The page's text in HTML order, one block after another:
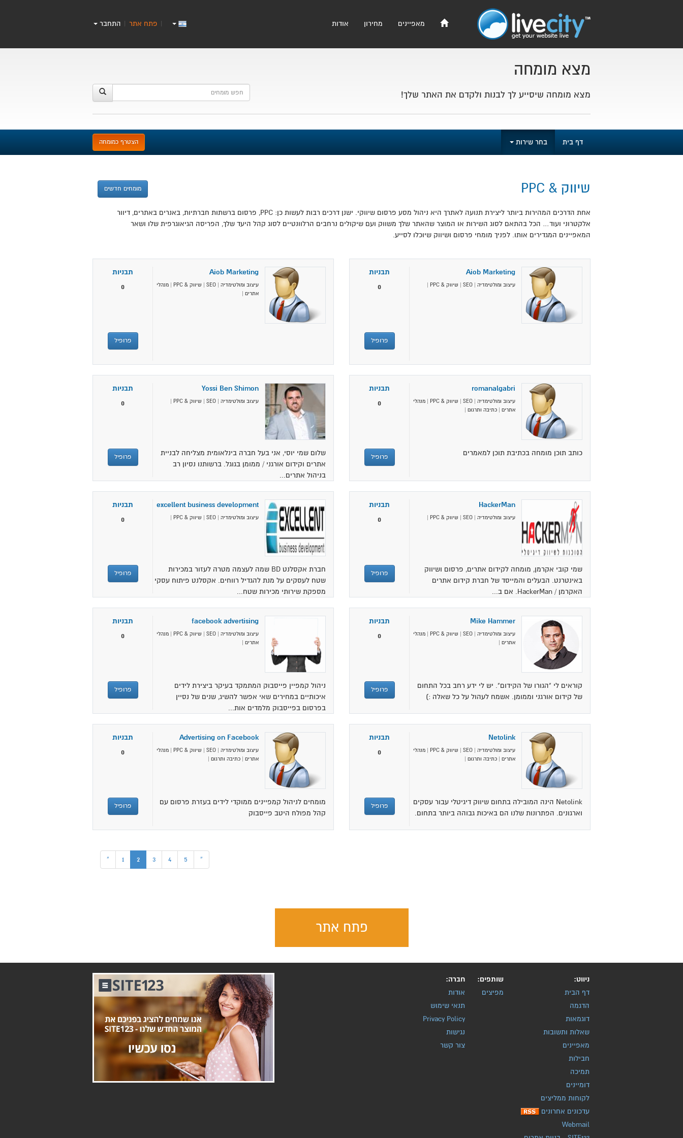
מאפיינים מחירון אודות פתח אתר התחבר
מצא מומחה
מצא מומחה שיסייע לך לבנות ולקדם את האתר שלך!
דף בית בחר שירות הצטרף כמומחה
מומחים חדשים שיווק & PPC
אחת הדרכים המהירות ביותר ליצירת תנועה לאתרך היא ניהול מסע פרסום שיווקי. ישנן דרכים רבות לעשות כן: PPC, פרסום ברשתות חברתיות, באנרים באתרים, דיוור
אלקטרוני ועוד… הכל בהתאם לסוג השירות או המוצר שהאתר שלך משווק ועם שיקולים נרחבים הרלוונטיים לסוג קהל היעד שלך, הפריסה הגיאוגרפית שלו ושאר
המאפיינים המגדירים אותו. לפניך מומחי פרסום ושיווק שיוכלו לסייע.
Aiob Marketing
עיצוב ומולטימדיה |
SEO
| שיווק & PPC |
תבניות
0
פרופיל
Aiob Marketing
עיצוב ומולטימדיה |
SEO
| שיווק & PPC | מנהלי
אתרים |
תבניות
0
פרופיל
romanalgabri
עיצוב ומולטימדיה |
SEO
| שיווק & PPC | מנהלי
אתרים | כתיבה ותרגום |
כותב תוכן מומחה בכתיבת תוכן למאמרים
תבניות
0
פרופיל
Yossi Ben Shimon
עיצוב ומולטימדיה |
SEO
| שיווק & PPC |
שלום שמי יוסי, אני בעל חברה בינלאומית מצליחה לבניית
אתרים וקידום אורגני / ממומן בגוגל. ברשותנו נסיון רב
בניהול אתרים...
תבניות
0
פרופיל
HackerMan
עיצוב ומולטימדיה |
SEO
| שיווק & PPC |
שמי קובי אקרמן, מומחה לקידום אתרים, פרסום ושיווק
באינטרנט. הבעלים והמייסד של חברת קידום אתרים
האקרמן / HackerMan. אם ב...
תבניות
0
פרופיל
excellent business development
עיצוב ומולטימדיה |
SEO
| שיווק & PPC |
חברת אקסלנט BD שמה לעצמה מטרה לעזור במכירות
שטח לעסקים על מנת להגדיל רווחים. אקסלנט פיתוח עסקי
מספקת שירותי מכירות שטח...
תבניות
0
פרופיל
Mike Hammer
עיצוב ומולטימדיה |
SEO
| שיווק & PPC | מנהלי
אתרים |
קוראים לי "הגורו של הקידום". יש לי ידע רחב בכל התחום
של קידום אורגני וממומן. אשמח לעהול על כל שאלה :)
תבניות
0
פרופיל
facebook advertising
עיצוב ומולטימדיה |
SEO
| שיווק & PPC | מנהלי
אתרים |
ניהול קמפיין פייסבוק המתמקד בעיקר ביצירת לידים
איכותיים במחירים שאי אפשר להשיג, שנים של נסיין
בפרסום בפייסבוק מלמדים אות...
תבניות
0
פרופיל
Netolink
עיצוב ומולטימדיה |
SEO
| שיווק & PPC | מנהלי
אתרים | כתיבה ותרגום |
Netolink הינה המובילה בתחום שיווק דיגיטלי עבור עסקים
וארגונים. הפתרונות שלנו הם באיכות גבוהה ביותר בתחום.
תבניות
0
פרופיל
Advertising on Facebook
עיצוב ומולטימדיה |
SEO
| שיווק & PPC | מנהלי
אתרים | כתיבה ותרגום |
מומחים לניהול קמפיינים ממוקדי לידים בעזרת פרסום עם
קהל מפולח היטב פייסבוק
תבניות
0
פרופיל
« 1 2
(current) 3 4 5 »
פתח אתר
ניווט:
דף הבית
הדגמה
דוגמאות
שאלות ותשובות
מאפיינים
חבילות
תמיכה
דומיינים
לקוחות ממליצים
עדכונים אחרונים
Webmail
שותפים:
מפיצים
חברה:
אודות
תנאי שימוש
Privacy Policy
נגישות
צור קשר